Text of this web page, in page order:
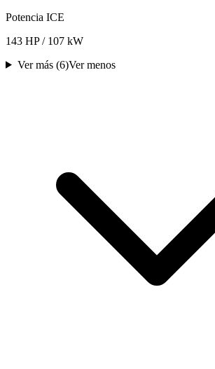
Potencia ICE
143 HP / 107 kW
Ver más (6)Ver menos